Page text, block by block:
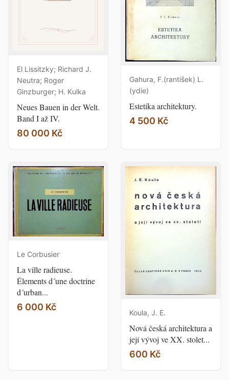
El Lissitzky; Richard J.
Neutra; Roger
Ginzburger; H. Kulka
Neues Bauen in der Welt.
Band I až IV.
80 000 Kč
Gahura, F.(rantišek) L.
(ydie)
Estetika architektury.
4 500 Kč
Le Corbusier
La ville radieuse.
Élements d´une doctrine
d´urban...
6 000 Kč
Koula, J. E.
Nová česká architektura a
její vývoj ve XX. stolet...
600 Kč